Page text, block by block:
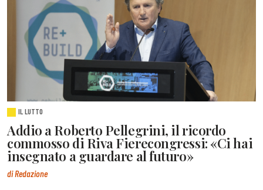
IL LUTTO
Addio a Roberto Pellegrini, il ricordo
commosso di Riva Fierecongressi: «Ci hai
insegnato a guardare al futuro»
di Redazione